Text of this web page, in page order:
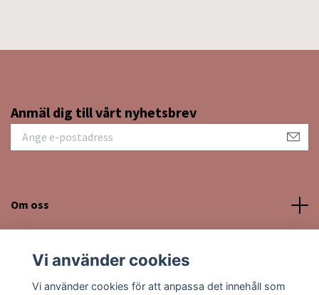
Anmäl dig till vårt nyhetsbrev
Om oss
Sociala medier
Vi använder cookies
Vi använder cookies för att anpassa det innehåll som